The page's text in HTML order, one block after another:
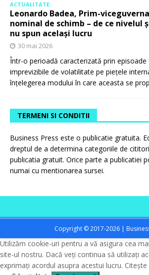
ACTUALITATE
Leonardo Badea, Prim-
nominal de schimb – de ce
nu spun același lucru
30 mai 2026
Într-o perioadă caracterizată prin episoade
imprevizibile de volatilitate pe piețele
înțelegerea modului în care aceasta se
TERMENI SI CONDITII
Business Press este o publicatie gratuita.
dreptul de a determina categoriile de
publicatia gratuit. Orice parte a publicatiei
numai cu mentionarea sursei.
Copyright © 2017-2026 |
Utilizăm cookie-uri pentru a vă asigura cea
site-ul nostru. Dacă veți continua să utilizați
exprimați acordul asupra acestui lucru. Citește